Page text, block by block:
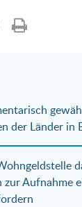
der Länder in
zur Aufnahme